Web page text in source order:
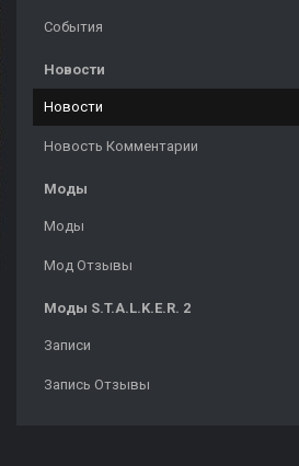
События
Новости
Новости
Новость Комментарии
Моды
Моды
Мод Отзывы
Моды S.T.A.L.K.E.R. 2
Записи
Запись Отзывы